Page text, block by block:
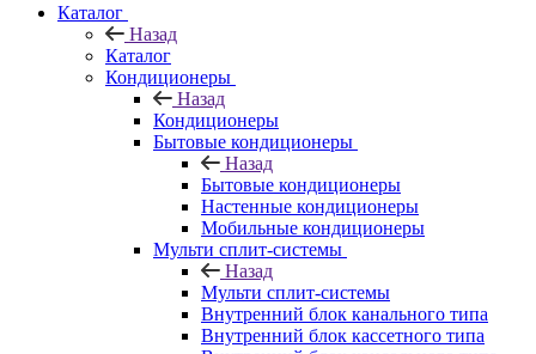
Каталог
Назад
Каталог
Кондиционеры
Назад
Кондиционеры
Бытовые кондиционеры
Назад
Бытовые кондиционеры
Настенные кондиционеры
Мобильные кондиционеры
Мульти сплит-системы
Назад
Мульти сплит-системы
Внутренний блок канального типа
Внутренний блок кассетного типа